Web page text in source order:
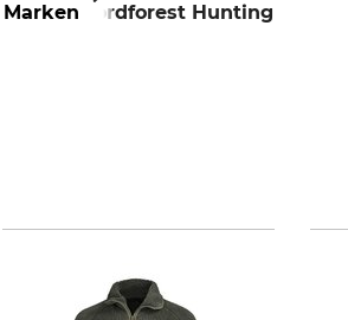
Marken Nordforest Hunting